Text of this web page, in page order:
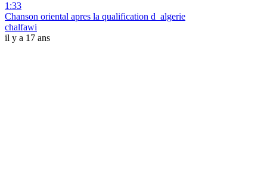
1:33
Chanson oriental apres la qualification d_algerie
chalfawi
il y a 17 ans